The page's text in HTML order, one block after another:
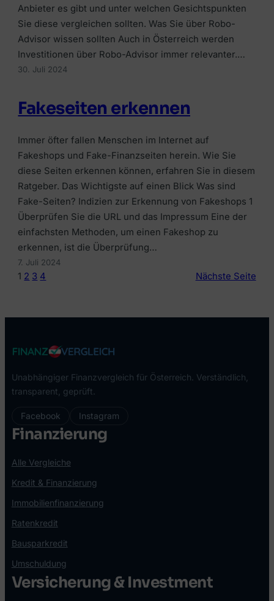
Anbieter es gibt und unter welchen Gesichtspunkten
Sie diese vergleichen sollten. Was Sie über Robo-
Advisor wissen sollten Auch in Österreich werden
Investitionen über Robo-Advisor immer relevanter.…
30. Juli 2024
Fakeseiten erkennen
Immer öfter fallen Menschen im Internet auf
Fakeshops und Fake-Finanzseiten herein. Wie Sie
diese Seiten erkennen können, erfahren Sie in diesem
Ratgeber. Das Wichtigste auf einen Blick Was sind
Fake-Seiten? Indizien zur Erkennung von Fakeshops 1
Überprüfen Sie die URL und das Impressum Eine der
einfachsten Methoden, um einen Fakeshop zu
erkennen, ist die Überprüfung…
7. Juli 2024
1 2 3 4 Nächste Seite
Unabhängiger Finanzvergleich für Österreich. Verständlich,
transparent, geprüft.
Facebook Instagram
Finanzierung
Alle Vergleiche
Kredit & Finanzierung
Immobilienfinanzierung
Ratenkredit
Bausparkredit
Umschuldung
Versicherung & Investment